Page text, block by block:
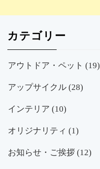
カテゴリー
アウトドア・ペット (19)
アップサイクル (28)
インテリア (10)
オリジナリティ (1)
お知らせ・ご挨拶 (12)